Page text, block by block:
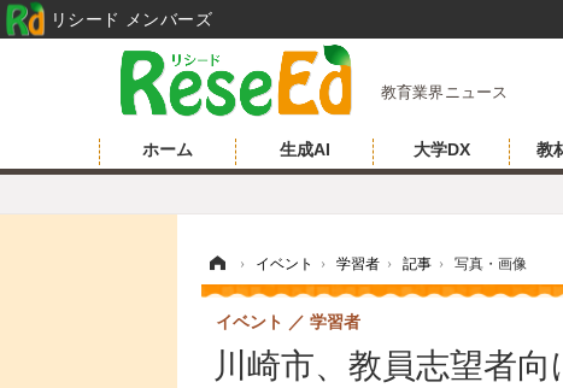
教育業界ニュース
ホーム 生成AI 大学DX 教
› イベント › 学習者 › 記事 › 写真・画像
川崎市、教員志望者
イベント 学習者
リシード メンバーズ